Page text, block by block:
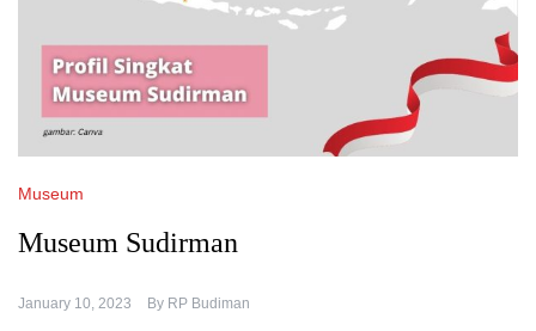
Museum
Museum Sudirman
January 10, 2023 By RP Budiman